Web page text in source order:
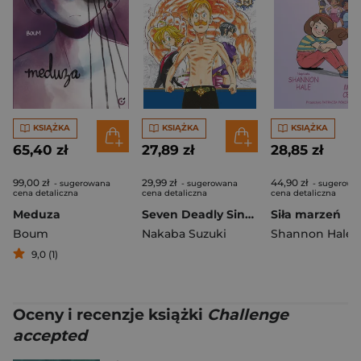
KSIĄŻKA
65,40 zł
99,00 zł - sugerowana
cena detaliczna
Meduza
Boum
9,0 (1)
KSIĄŻKA
27,89 zł
29,99 zł - sugerowana
cena detaliczna
Seven Deadly Sins. Tom 39
Nakaba Suzuki
KSIĄŻKA
28,85 zł
44,90 zł -
cena detaliczna
Siła marzeń
Shannon Hale
Oceny i recenzje książki Challenge
accepted